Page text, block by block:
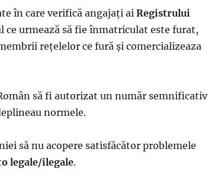
în care verifică angajați ai Registrului
ce urmează să fie înmatriculat este furat,
rețelelor ce fură și comercializeaza
să fi autorizat un număr semnificativ
normele.
să nu acopere satisfăcător problemele
legale/ilegale.